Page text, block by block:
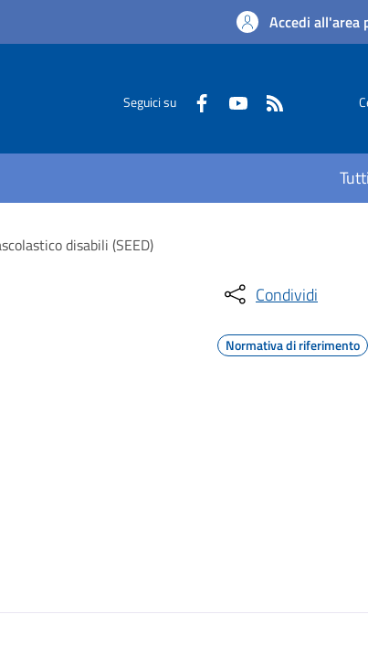
Accedi all'area
Seguici su
disabili (SEED)
Condividi
Normativa di riferimento